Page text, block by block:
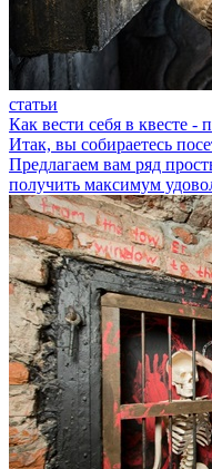
статьи
Как вести себя в квесте -
Итак, вы собираетесь
Предлагаем вам ряд
получить максимум